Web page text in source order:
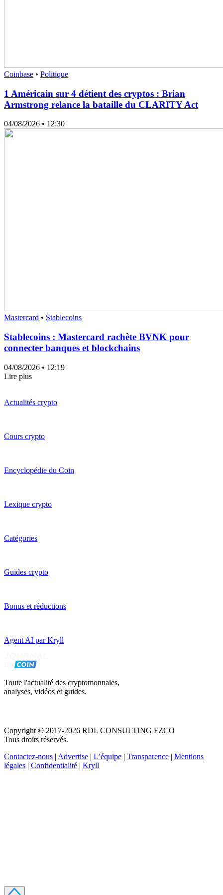
Coinbase • Politique
1 Américain sur 4 détient des cryptos : Brian
Armstrong relance la bataille du CLARITY Act
04/08/2026 • 12:30
Mastercard • Stablecoins
Stablecoins : Mastercard rachète BVNK pour
connecter banques et blockchains
04/08/2026 • 12:19
Lire plus
Actualités crypto
Cours crypto
Encyclopédie du Coin
Lexique crypto
Catégories
Guides crypto
Bonus et réductions
Agent AI par Kryll
Toute l'actualité des cryptomonnaies,
analyses, vidéos et guides.
Copyright © 2017-2026 RDL CONSULTING FZCO
Tous droits réservés.
Contactez-nous | Advertise | L’équipe | Transparence | Mentions
légales | Confidentialité | Kryll